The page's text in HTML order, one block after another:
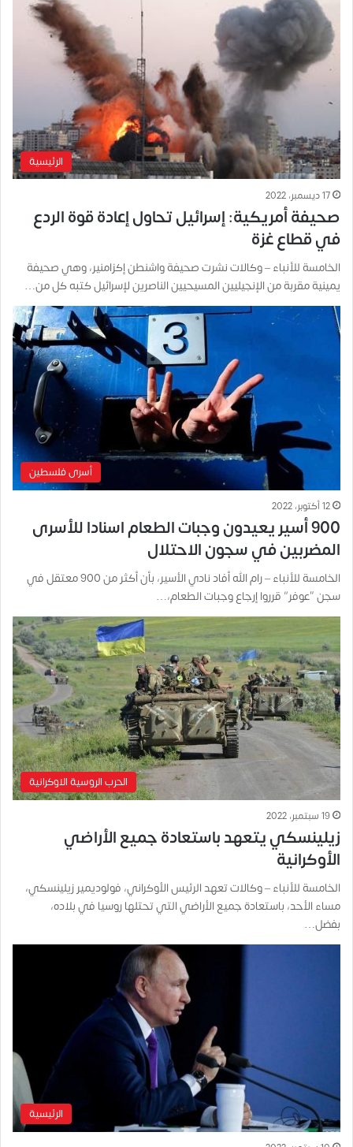
الرئيسية
17 ديسمبر، 2022
صحيفة أمريكية: إسرائيل تحاول إعادة قوة الردع
في قطاع غزة
الخامسة للأنباء – وكالات نشرت صحيفة واشنطن إكزامنير، وهي صحيفة
يمينية مقربة من الإنجيليين المسيحيين الناصرين لإسرائيل كتبه كل من…
أسرى فلسطين
12 أكتوبر، 2022
900 أسير يعيدون وجبات الطعام اسنادا للأسرى
المضربين في سجون الاحتلال
الخامسة للأنباء – رام الله أفاد نادي الأسير، بأن أكثر من 900 معتقل في
سجن “عوفر” قرروا إرجاع وجبات الطعام،…
الحرب الروسية الاوكرانية
19 سبتمبر، 2022
زيلينسكي يتعهد باستعادة جميع الأراضي
الأوكرانية
الخامسة للأنباء – وكالات تعهد الرئيس الأوكراني، فولوديمير زيلينسكي،
مساء الأحد، باستعادة جميع الأراضي التي تحتلها روسيا في بلاده،
بفضل…
الرئيسية